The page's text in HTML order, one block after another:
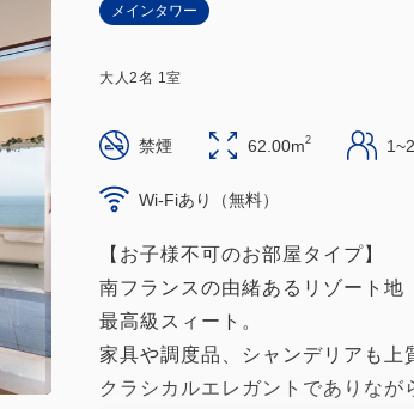
メインタワー
大人2名 1室
禁煙 62.00m2
Wi-Fiあり（無料）
【お子様不可のお部屋タイプ】
南フランスの由緒あるリゾート地
最高級スィート。
家具や調度品、シャンデリアも上
クラシカルエレガントでありなが